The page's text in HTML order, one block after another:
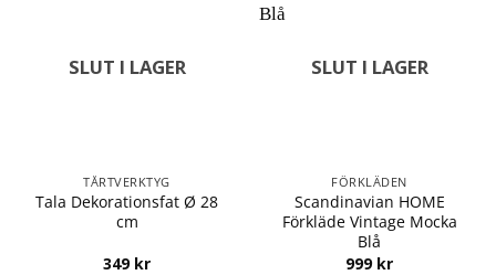
SLUT I LAGER
TÅRTVERKTYG
Tala Dekorationsfat Ø 28
cm
349 kr
SLUT I LAGER
FÖRKLÄDEN
Scandinavian HOME
Förkläde Vintage Mocka
Blå
999 kr